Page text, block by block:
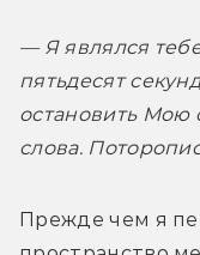
— Я являлся
пятьдесят
остановить
слова.
Прежде чем я